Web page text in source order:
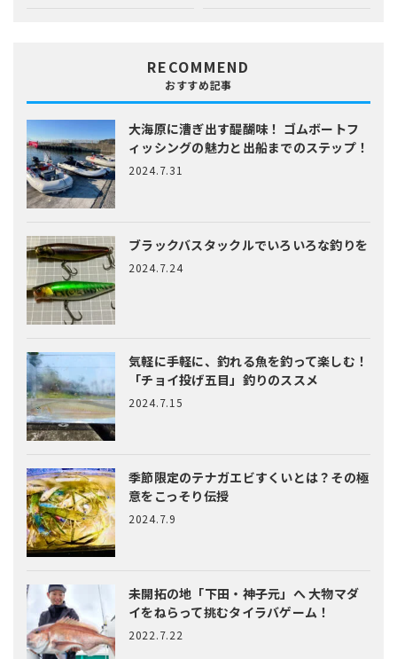
RECOMMEND
おすすめ記事
大海原に漕ぎ出す醍醐味！ ゴムボートフ
ィッシングの魅力と出船までのステップ！
2024.7.31
ブラックバスタックルでいろいろな釣りを
2024.7.24
気軽に手軽に、釣れる魚を釣って楽しむ！
「チョイ投げ五目」釣りのススメ
2024.7.15
季節限定のテナガエビすくいとは？ その極
意をこっそり伝授
2024.7.9
未開拓の地「下田・神子元」へ大物マダ
イをねらって挑むタイラバゲーム！
2022.7.22